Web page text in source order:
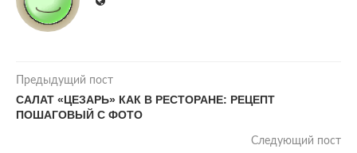
Предыдущий пост
САЛАТ «ЦЕЗАРЬ» КАК В РЕСТОРАНЕ: РЕЦЕПТ
ПОШАГОВЫЙ С ФОТО
Следующий пост